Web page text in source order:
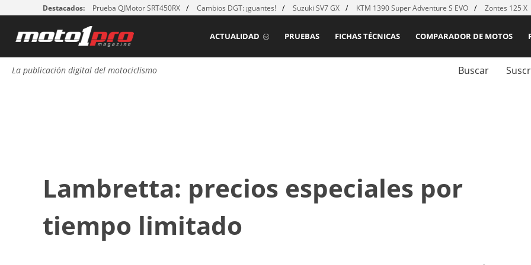
Destacados: Prueba QJMotor SRT450RX Cambios DGT: ¡guantes! Suzuki SV7 GX KTM 1390 Super Adventure S EVO Zontes 125 X
COMPARADOR DE MOTOS
FICHAS TÉCNICAS
PRUEBAS
ACTUALIDAD
La publicación digital del motociclismo Buscar
Lambretta: precios especiales por
tiempo limitado